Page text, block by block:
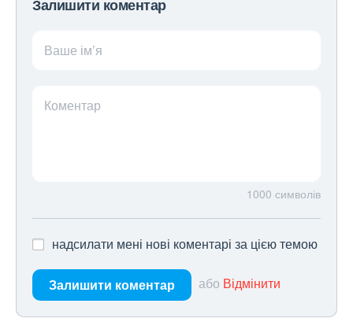
Залишити коментар
Ваше ім’я
Коментар
1000 символів
надсилати мені нові коментарі за цією темою
Залишити коментар або Відмінити